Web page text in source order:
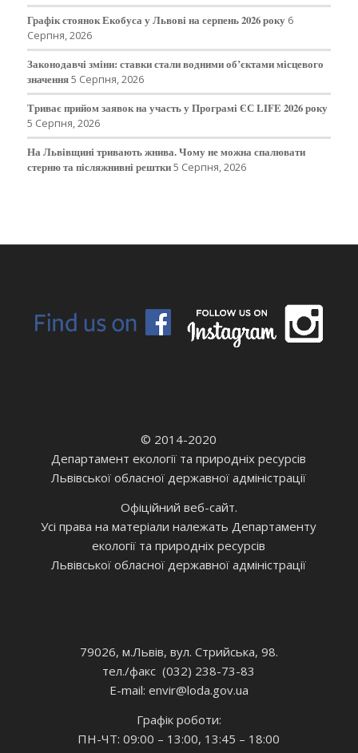
Графік стоянок Екобуса у Львові на серпень 2026 року 6
Серпня, 2026
Законодавчі зміни: ставки стали водними об’єктами місцевого
значення5 Серпня, 2026
Триває прийом заявок на участь у Програмі ЄС LIFE 2026 року
5 Серпня, 2026
На Львівщині тривають жнива. Чому не можна спалювати
стерню та післяжнивні рештки5 Серпня, 2026
© 2014-2020
Департамент екології та природніх ресурсів
Львівської обласної державної адміністрації
Офіційний веб-сайт.
Усі права на матеріали належать Департаменту
екології та природніх ресурсів
Львівської обласної державної адміністрації
79026, м.Львів, вул. Стрийська, 98.
тел./факс (032) 238-73-83
E-mail: envir@loda.gov.ua
Графік роботи:
ПН-ЧТ: 09:00 – 13:00, 13:45 – 18:00